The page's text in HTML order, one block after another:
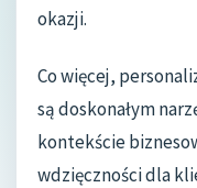
okazji.
Co więcej,
są doskonałym
kontekście
wdzięczności dla